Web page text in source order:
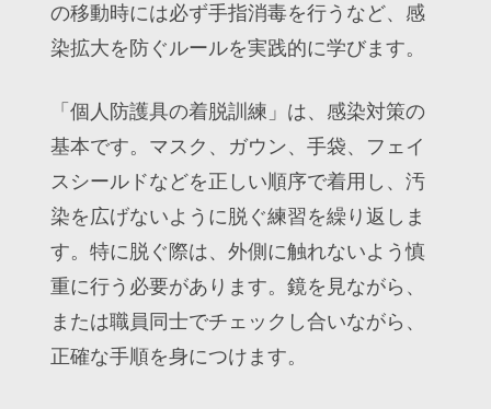
の移動時には必ず手指消毒を行うなど、感
染拡大を防ぐルールを実践的に学びます。
「個人防護具の着脱訓練」は、感染対策の
基本です。マスク、ガウン、手袋、フェイ
スシールドなどを正しい順序で着用し、汚
染を広げないように脱ぐ練習を繰り返しま
す。特に脱ぐ際は、外側に触れないよう慎
重に行う必要があります。鏡を見ながら、
または職員同士でチェックし合いながら、
正確な手順を身につけます。